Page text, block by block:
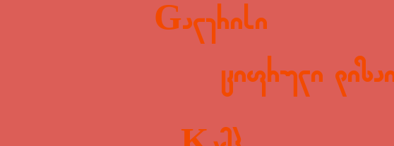
Galerisi
ციფრული